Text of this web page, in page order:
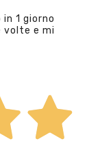
1 giorno
volte e mi